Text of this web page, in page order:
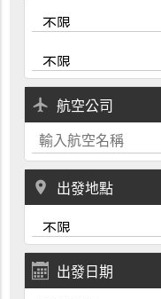
local_airport 航空公司
place 出發地點
出發日期